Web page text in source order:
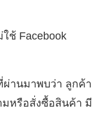
ช้ Facebook
านมาพบว่า ลูกค้า
มหรือสั่งซื้อสินค้า มี